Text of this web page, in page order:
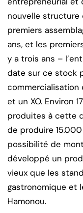
nouvelle structure
premiers
ans, et les
y a trois ans –
date sur ce stock
commercialisation
et un XO. Environ
produites à cette
de produire
possibilité de
développé un
vieux que les
gastronomique et
Hamonou.